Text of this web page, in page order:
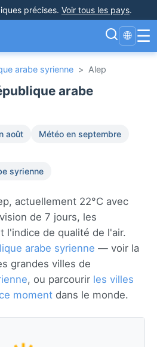
précises. Voir tous les pays.
🌐 ☰
arabe syrienne > Alep
arabe
août
Météo en septembre
syrienne
actuellement 22°C avec
de 7 jours, les
l'indice de qualité de l'air.
arabe syrienne — voir la
grandes villes de
, ou parcourir les villes
moment dans le monde.